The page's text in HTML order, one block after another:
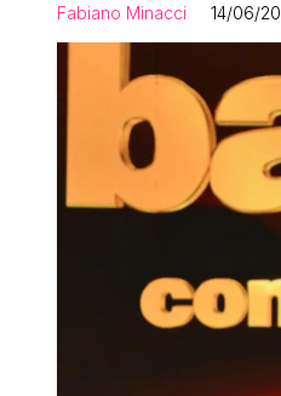
Fabiano Minacci 14/06/